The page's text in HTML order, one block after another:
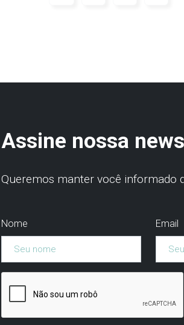
Assine nossa
Queremos manter você informado
Nome Email